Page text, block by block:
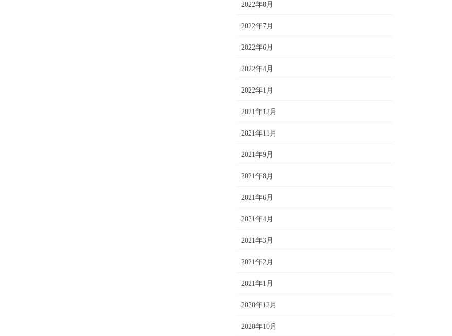
2022年8月
2022年7月
2022年6月
2022年4月
2022年1月
2021年12月
2021年11月
2021年9月
2021年8月
2021年6月
2021年4月
2021年3月
2021年2月
2021年1月
2020年12月
2020年10月